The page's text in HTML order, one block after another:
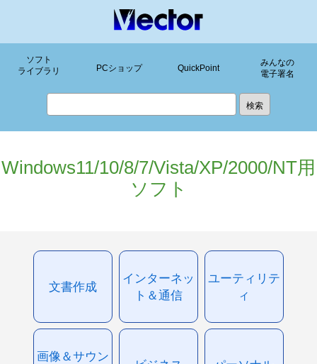
ソフト
ライブラリ
PCショップ QuickPoint
みんなの
電子署名
Windows11/10/8/7/Vista/XP/2000/NT用
ソフト
文書作成
インターネッ
ト＆通信
ユーティリテ
ィ
画像＆サウン